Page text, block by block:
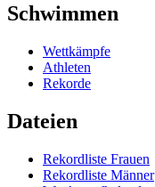
Schwimmen
Wettkämpfe
Athleten
Rekorde
Dateien
Rekordliste Frauen
Rekordliste Männer